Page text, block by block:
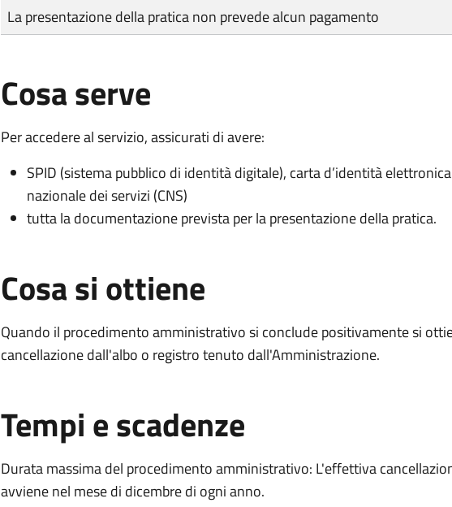
Tipo di pagamento
Importo
La presentazione della pratica non prevede alcun pagamento
Cosa serve
Per accedere al servizio, assicurati di avere:
SPID (sistema pubblico di identità digitale), carta d’identità
nazionale dei servizi (CNS)
tutta la documentazione prevista per la presentazione della pratica.
Cosa si ottiene
Quando il procedimento amministrativo si conclude positivamente si
cancellazione dall'albo o registro tenuto dall'Amministrazione.
Tempi e scadenze
Durata massima del procedimento amministrativo: L'effettiva
avviene nel mese di dicembre di ogni anno.